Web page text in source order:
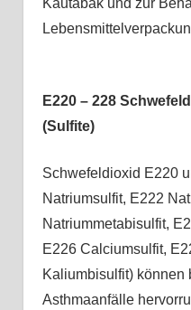
E220 – 228
(Sulfite)
Schwefeldioxid E220
Natriumsulfit, E222
Natriummetabisulfit,
E226 Calciumsulfit,
Kaliumbisulfit) können
Asthmaanfälle